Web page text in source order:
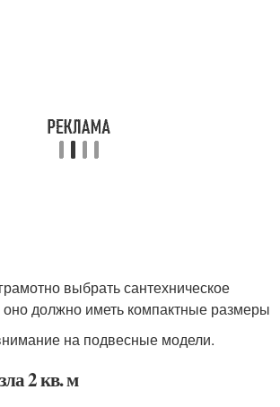
выбрать сантехническое
должно иметь компактные размеры
на подвесные модели.
2 кв. м